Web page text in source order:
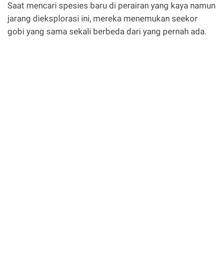
Saat mencari spesies baru di perairan yang kaya namun
jarang dieksplorasi ini, mereka menemukan seekor
gobi yang sama sekali berbeda dari yang pernah ada.